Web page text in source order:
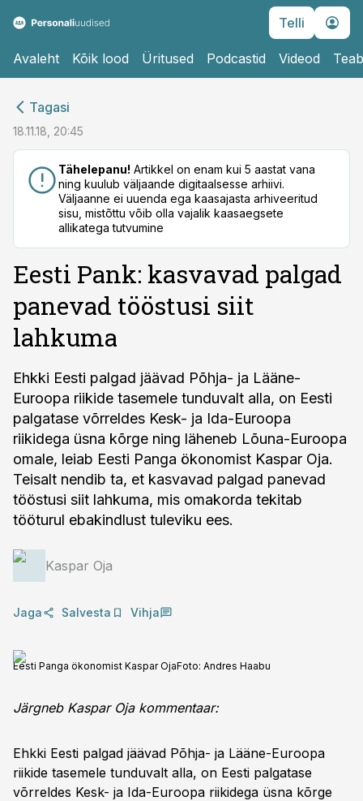
Telli
Avaleht Kõik lood Üritused Podcastid Videod
Tagasi
18.11.18, 20:45
Tähelepanu! Artikkel on enam kui 5 aastat vana
ning kuulub väljaande digitaalsesse arhiivi.
Väljaanne ei uuenda ega kaasajasta arhiveeritud
sisu, mistõttu võib olla vajalik kaasaegsete
allikatega tutvumine
Eesti Pank: kasvavad palgad
panevad tööstusi siit
lahkuma
Ehkki Eesti palgad jäävad Põhja- ja Lääne-
Euroopa riikide tasemele tunduvalt alla, on Eesti
palgatase võrreldes Kesk- ja Ida-Euroopa
riikidega üsna kõrge ning läheneb Lõuna-Euroopa
omale, leiab Eesti Panga ökonomist Kaspar Oja.
Teisalt nendib ta, et kasvavad palgad panevad
tööstusi siit lahkuma, mis omakorda tekitab
tööturul ebakindlust tuleviku ees.
Kaspar Oja
Jaga Salvesta Vihja
Eesti Panga ökonomist Kaspar OjaFoto: Andres Haabu
Järgneb Kaspar Oja kommentaar:
Ehkki Eesti palgad jäävad Põhja- ja Lääne-Euroopa
riikide tasemele tunduvalt alla, on Eesti palgatase
võrreldes Kesk- ja Ida-Euroopa riikidega üsna kõrge